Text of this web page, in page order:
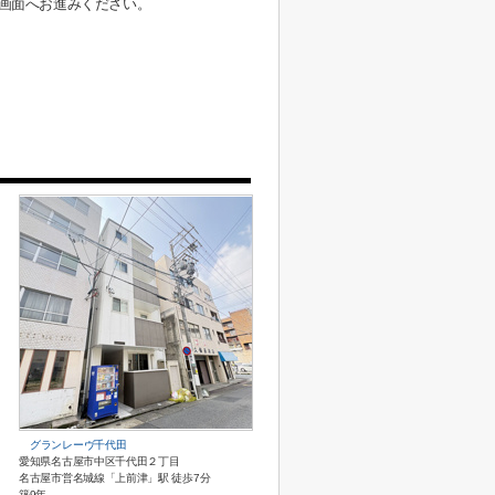
へお進みください。
グランレーヴ千代田
愛知県名古屋市中区千代田２丁目
名古屋市営名城線「上前津」駅 徒歩7分